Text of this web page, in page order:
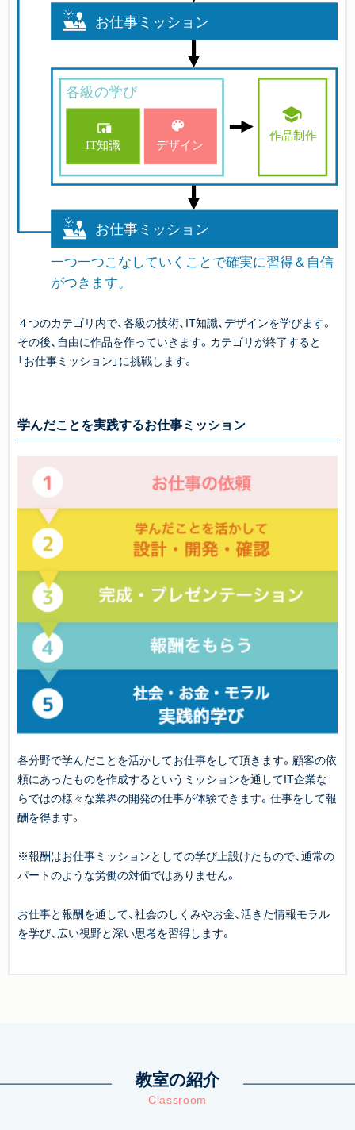
４つのカテゴリ内で、各級の技術、IT知識、デザインを学びます。
その後、自由に作品を作っていきます。カテゴリが終了すると
「お仕事ミッション」に挑戦します。
学んだことを実践するお仕事ミッション
各分野で学んだことを活かしてお仕事をして頂きます。顧客の依
頼にあったものを作成するというミッションを通してIT企業な
らではの様々な業界の開発の仕事が体験できます。仕事をして報
酬を得ます。
※報酬はお仕事ミッションとしての学び上設けたもので、通常の
パートのような労働の対価ではありません。
お仕事と報酬を通して、社会のしくみやお金、活きた情報モラル
を学び、広い視野と深い思考を習得します。
教室の紹介
Classroom